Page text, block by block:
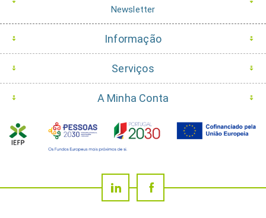
Newsletter
Informação
Serviços
A Minha Conta